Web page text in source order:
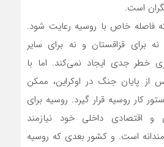
است.
فاصله خاص با روسیه رعایت شود.
برای قزاقستان و نه برای سایر
خطر جدی ایجاد نمی‌کند. اما با
از پایان جنگ در اوکراین، ممکن
کار روسیه قرار گیرد. روسیه برای
اقتصادی داخلی خود نیازمند
است. و کشور بعدی که روسیه